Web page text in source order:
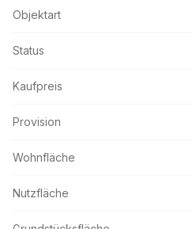
Objektart
Status
Kaufpreis
Provision
Wohnfläche
Nutzfläche